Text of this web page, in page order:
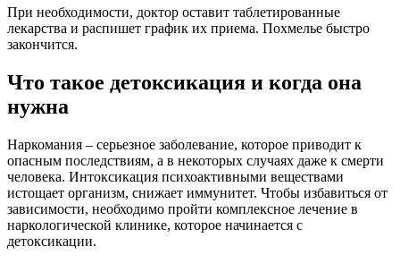
При необходимости, доктор оставит таблетированные
лекарства и распишет график их приема. Похмелье быстро
закончится.
Что такое детоксикация и когда она
нужна
Наркомания – серьезное заболевание, которое приводит к
опасным последствиям, а в некоторых случаях даже к смерти
человека. Интоксикация психоактивными веществами
истощает организм, снижает иммунитет. Чтобы избавиться от
зависимости, необходимо пройти комплексное лечение в
наркологической клинике, которое начинается с
детоксикации.